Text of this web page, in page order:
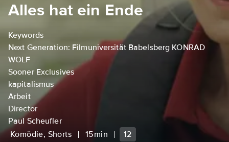
Alles hat ein Ende
Keywords
Next Generation: Filmuniversität Babelsberg KONRAD
WOLF
Sooner Exclusives
kapitalismus
Arbeit
Director
Paul Scheufler
Komödie, Shorts
15min
12